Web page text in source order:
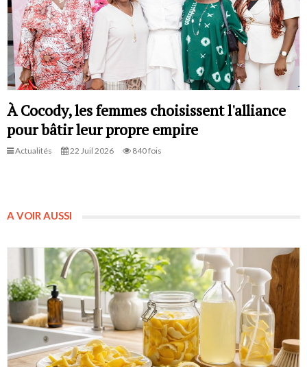
À Cocody, les femmes choisissent l'alliance
pour bâtir leur propre empire
Actualités 22 Juil 2026 840 fois
A VOIR AUSSI